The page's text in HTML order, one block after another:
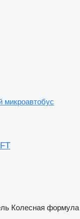
микроавтобус
Колесная формула